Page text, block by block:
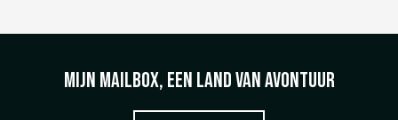
Mijn mailbox, een land van avontuur